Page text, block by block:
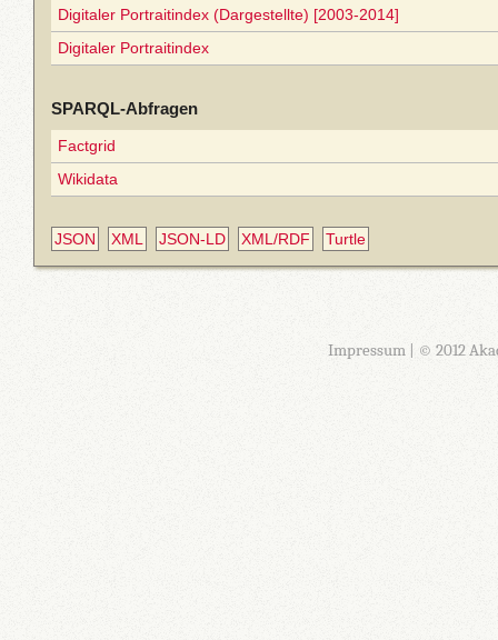
Digitaler Portraitindex (Dargestellte) [2003-2014]
Digitaler Portraitindex
SPARQL-Abfragen
Factgrid
Wikidata
JSON XML JSON-LD XML/RDF Turtle
Impressum| © 2012